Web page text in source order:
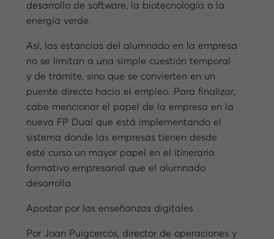
desarrollo de software, la biotecnología o la
energía verde.
Así, las estancias del alumnado en la empresa
no se limitan a una simple cuestión temporal
y de trámite, sino que se convierten en un
puente directo hacia el empleo. Para finalizar,
cabe mencionar el papel de la empresa en la
nueva FP Dual que está implementando el
sistema donde las empresas tienen desde
este curso un mayor papel en el itinerario
formativo empresarial que el alumnado
desarrolla.
Apostar por las enseñanzas digitales
Por Joan Puigcercós, director de operaciones y